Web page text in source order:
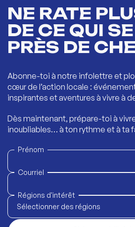
NE RATE
DE CE QUI
PRÈS DE
Abonne-toi à notre infolettre et
cœur de l’action locale :
inspirantes et aventures à vivre à
Dès maintenant, prépare-toi à
inoubliables… à ton rythme et à ta
Prénom
Courriel
Régions d'intérêt
Sélectionner des régions